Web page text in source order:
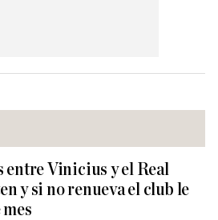
entre Vinicius y el Real
y si no renueva el club le